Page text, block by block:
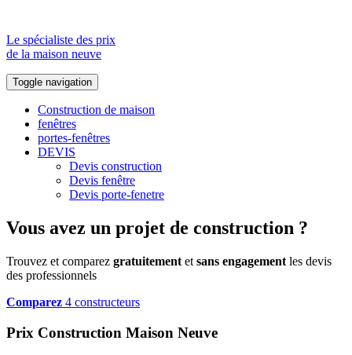
Le spécialiste des prix
de la maison neuve
Toggle navigation
Construction de maison
fenêtres
portes-fenêtres
DEVIS
Devis construction
Devis fenêtre
Devis porte-fenetre
Vous avez un projet de construction ?
Trouvez et comparez gratuitement et sans engagement les devis
des professionnels
Comparez 4 constructeurs
Prix Construction Maison Neuve